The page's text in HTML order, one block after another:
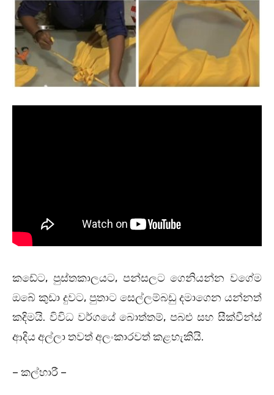
කඩේට, පුස්තකාලයට, පන්සලට ගෙනියන්න වගේම
ඔබේ කුඩා දුවට, පුතාට සෙල්ලම්බඩු දමාගෙන යන්නත්
කදිමයි. විවිධ වර්ගයේ බොත්තම්, පබළු සහ සීක්වීන්ස්
ආදිය අල්ලා තවත් අලංකාරවත් කළහැකියි.
– කල්හාරී –